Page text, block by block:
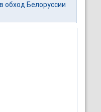
обход Белоруссии